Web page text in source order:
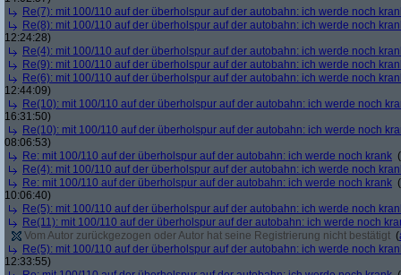
Re(7): mit 100/110 auf der überholspur auf der autobahn: ich werde noch
Re(8): mit 100/110 auf der überholspur auf der autobahn: ich werde noch
12:24:28)
Re(4): mit 100/110 auf der überholspur auf der autobahn: ich werde noch
Re(9): mit 100/110 auf der überholspur auf der autobahn: ich werde noch
Re(6): mit 100/110 auf der überholspur auf der autobahn: ich werde noch
12:44:09)
Re(10): mit 100/110 auf der überholspur auf der autobahn: ich werde noch
16:31:50)
Re(10): mit 100/110 auf der überholspur auf der autobahn: ich werde noch
08:06:53)
Re: mit 100/110 auf der überholspur auf der autobahn: ich werde noch krank (
Re(4): mit 100/110 auf der überholspur auf der autobahn: ich werde noch
Re: mit 100/110 auf der überholspur auf der autobahn: ich werde noch krank (
10:06:40)
Re(5): mit 100/110 auf der überholspur auf der autobahn: ich werde noch
Re(11): mit 100/110 auf der überholspur auf der autobahn: ich werde noch
Vom Autor zurückgezogen oder Autor hat seine Registrierung nicht bestätigt (
Re(5): mit 100/110 auf der überholspur auf der autobahn: ich werde noch
12:33:55)